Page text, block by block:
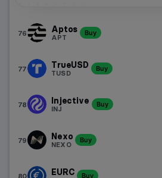
76 Aptos
APT
Buy
77 TrueUSD
TUSD
Buy
78 Injective
INJ
Buy
79 Nexo
NEXO
Buy
80 EURC Buy